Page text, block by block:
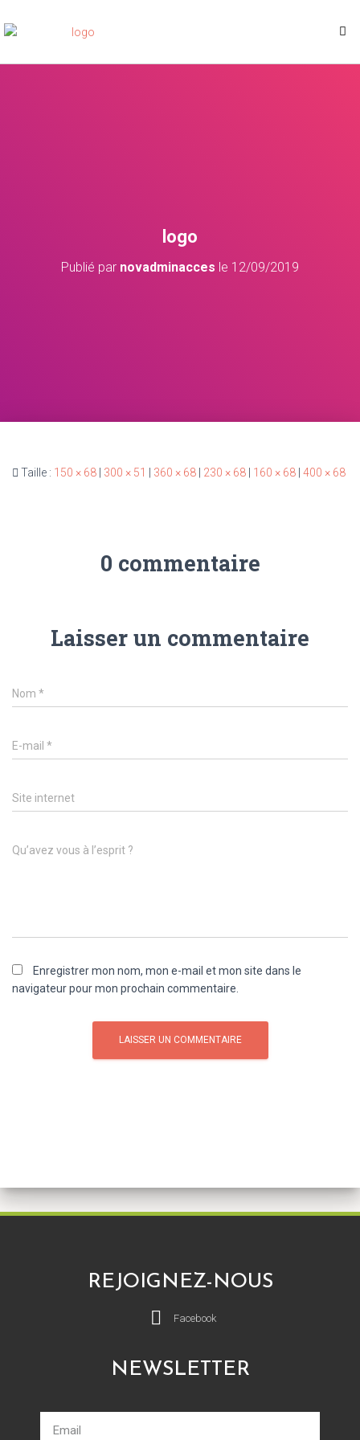
logo
Publié par novadminacces le 12/09/2019
Taille : 150 × 68 300 × 51 360 × 68 230 × 68 160 × 68 400 × 68
0 commentaire
Laisser un commentaire
Nom *
E-mail *
Site internet
Qu’avez vous à l’esprit ?
Enregistrer mon nom, mon e-mail et mon site dans le
navigateur pour mon prochain commentaire.
REJOIGNEZ-NOUS
Facebook
NEWSLETTER